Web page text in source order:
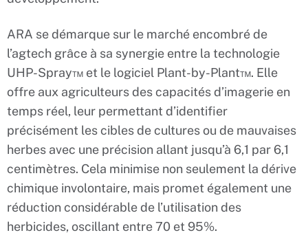
ARA se démarque sur le marché encombré de
l’agtech grâce à sa synergie entre la technologie
UHP-Spray™ et le logiciel Plant-by-Plant™. Elle
offre aux agriculteurs des capacités d’imagerie en
temps réel, leur permettant d’identifier
précisément les cibles de cultures ou de mauvaises
herbes avec une précision allant jusqu’à 6,1 par 6,1
centimètres. Cela minimise non seulement la dérive
chimique involontaire, mais promet également une
réduction considérable de l’utilisation des
herbicides, oscillant entre 70 et 95%.